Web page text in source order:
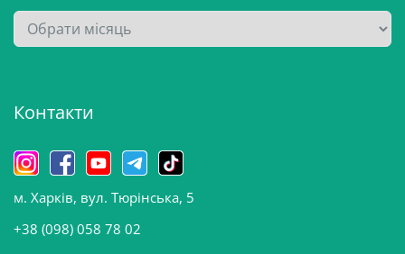
А
р
в
н
о
в
и
Контакти
м. Харків, вул. Тюрінська, 5
+38 (098) 058 78 02